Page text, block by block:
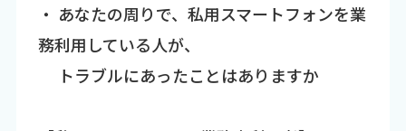
・ あなたの周りで、私用スマートフォンを業
務利用している人が、
トラブルにあったことはありますか